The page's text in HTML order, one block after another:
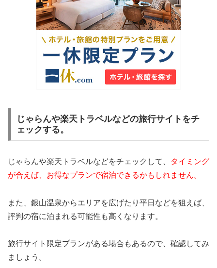
じゃらんや楽天トラベルなどの旅行サイトをチ
ェックする。
じゃらんや楽天トラベルなどをチェックして、
タイミング
が合えば、お得なプランで宿泊できるかもしれません。
また、銀山温泉からエリアを広げたり平日などを狙えば、
評判の宿に泊まれる可能性も高くなります。
旅行サイト限定プランがある場合もあるので、確認してみ
ましょう。